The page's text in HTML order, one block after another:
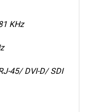
KHz
45/ DVI-D/ SDI